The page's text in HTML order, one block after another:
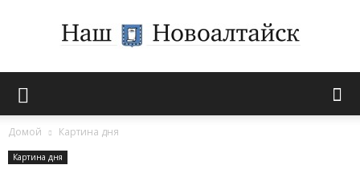
Домой Картина дня
Картина дня